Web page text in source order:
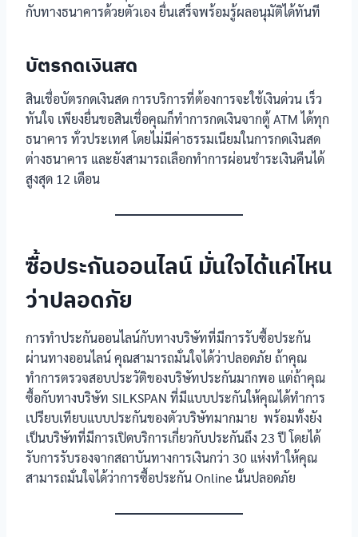
กับทางธนาคารด้วยตัวเอง ยื่นเสร็จพร้อมรู้ผลอนุมัติได้ทันที
บัตรกดเงินสด
สินเชื่อบัตรกดเงินสด การบริการที่ต้องการจะใช้เงินด่วน เร็ว
ทันใจ เพียงยื่นขอสินเชื่อคุณก็ทำการกดเงินจากตู้ ATM ได้ทุก
ธนาคาร ทั่วประเทศ โดยไม่มีค่าธรรมเนียมในการกดเงินสด
ต่างธนาคาร และยังสามารถเลือกทำการผ่อนชำระเงินคืนได้
สูงสุด 12 เดือน
ซื้อประกันออนไลน์ มั่นใจได้แค่ไหน
ว่าปลอดภัย
การทำประกันออนไลน์กับทางบริษัทที่มีการรับซื้อประกัน
ผ่านทางออนไลน์ คุณสามารถมั่นใจได้ว่าปลอดภัย ถ้าคุณ
ทำการตรวจสอบประวัติของบริษัทประกันมากพอ แต่ถ้าคุณ
ซื้อกับทางบริษัท SILKSPAN ที่มีแบบประกันให้คุณได้ทำการ
เปรียบเทียบแบบประกันของตัวบริษัทมากมาย พร้อมทั้งยัง
เป็นบริษัทที่มีการเปิดบริการเกี่ยวกับประกันถึง 23 ปี โดยได้
รับการรับรองจากสถาบันทางการเงินกว่า 30 แห่งทำให้คุณ
สามารถมั่นใจได้ว่าการซื้อประกัน Online นั้นปลอดภัย